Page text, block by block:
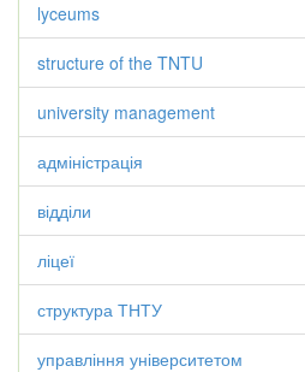
lyceums
structure of the TNTU
university management
адміністрація
відділи
ліцеї
структура ТНТУ
управління університетом